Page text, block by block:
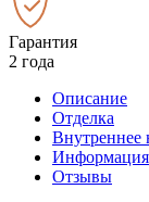
Гарантия
2 года
Описание
Отделка
Внутреннее
Информация
Отзывы